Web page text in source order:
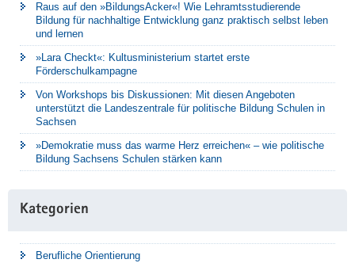
Raus auf den »BildungsAcker«! Wie Lehramtsstudierende
Bildung für nachhaltige Entwicklung ganz praktisch selbst leben
und lernen
»Lara Checkt«: Kultusministerium startet erste
Förderschulkampagne
Von Workshops bis Diskussionen: Mit diesen Angeboten
unterstützt die Landeszentrale für politische Bildung Schulen in
Sachsen
»Demokratie muss das warme Herz erreichen« – wie politische
Bildung Sachsens Schulen stärken kann
Kategorien
Berufliche Orientierung